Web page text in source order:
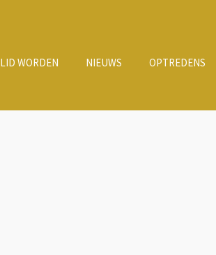
LID WORDEN NIEUWS OPTREDENS